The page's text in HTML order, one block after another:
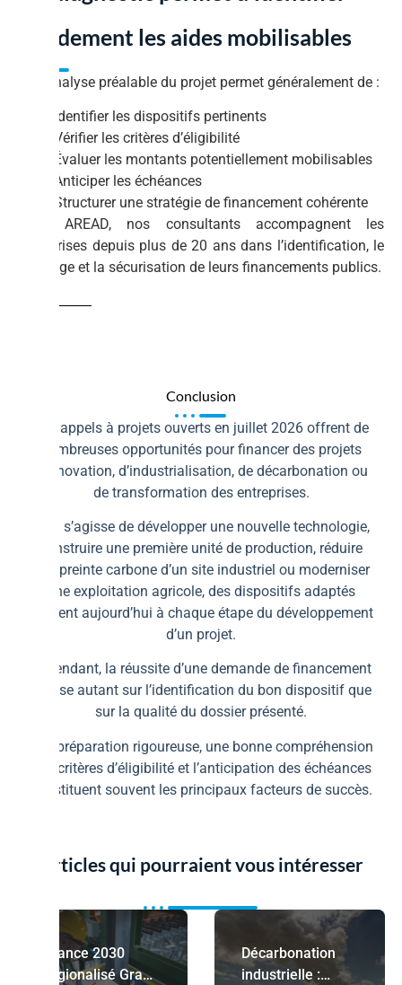
rapidement les aides mobilisables
Une analyse préalable du projet permet généralement de :
Identifier les dispositifs pertinents
Vérifier les critères d’éligibilité
Évaluer les montants potentiellement mobilisables
Anticiper les échéances
Structurer une stratégie de financement cohérente
Chez AREAD, nos consultants accompagnent les
entreprises depuis plus de 20 ans dans l’identification, le
montage et la sécurisation de leurs financements publics.
Conclusion
Les appels à projets ouverts en juillet 2026 offrent de
nombreuses opportunités pour financer des projets
d’innovation, d’industrialisation, de décarbonation ou
de transformation des entreprises.
Qu’il s’agisse de développer une nouvelle technologie,
construire une première unité de production, réduire
l’empreinte carbone d’un site industriel ou moderniser
une exploitation agricole, des dispositifs adaptés
existent aujourd’hui à chaque étape du développement
d’un projet.
Cependant, la réussite d’une demande de financement
repose autant sur l’identification du bon dispositif que
sur la qualité du dossier présenté.
Une préparation rigoureuse, une bonne compréhension
des critères d’éligibilité et l’anticipation des échéances
constituent souvent les principaux facteurs de succès.
Articles qui pourraient vous intéresser
France 2030
régionalisé Grand
Décarbonation
industrielle :